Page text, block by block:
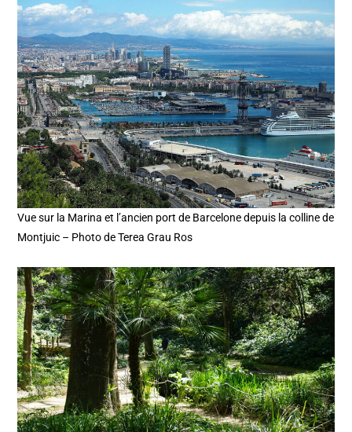
Vue sur la Marina et l’ancien port de Barcelone depuis la colline de
Montjuic – Photo de Terea Grau Ros